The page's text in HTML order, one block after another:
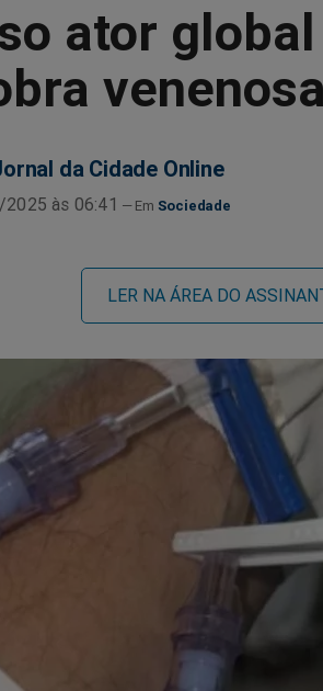
ator
venenosa
da Cidade Online
às 06:41 Sociedade
LER NA ÁREA DO